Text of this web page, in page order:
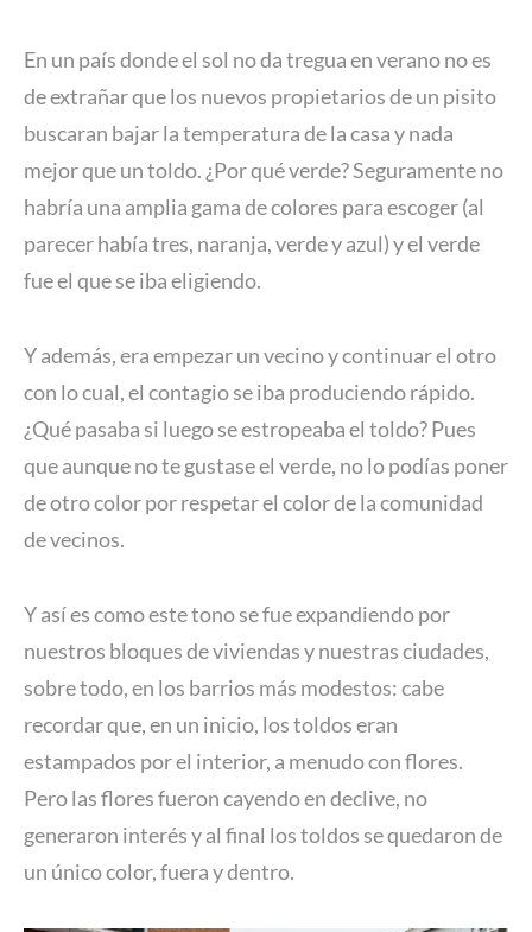
En un país donde el sol no da tregua en verano no es
de extrañar que los nuevos propietarios de un pisito
buscaran bajar la temperatura de la casa y nada
mejor que un toldo. ¿Por qué verde? Seguramente no
habría una amplia gama de colores para escoger (al
parecer había tres, naranja, verde y azul) y el verde
fue el que se iba eligiendo.
Y además, era empezar un vecino y continuar el otro
con lo cual, el contagio se iba produciendo rápido.
¿Qué pasaba si luego se estropeaba el toldo? Pues
que aunque no te gustase el verde, no lo podías poner
de otro color por respetar el color de la comunidad
de vecinos.
Y así es como este tono se fue expandiendo por
nuestros bloques de viviendas y nuestras ciudades,
sobre todo, en los barrios más modestos: cabe
recordar que, en un inicio, los toldos eran
estampados por el interior, a menudo con flores.
Pero las flores fueron cayendo en declive, no
generaron interés y al final los toldos se quedaron de
un único color, fuera y dentro.